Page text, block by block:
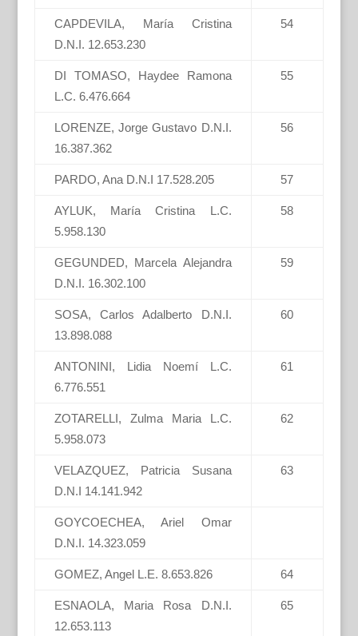
CAPDEVILA, María Cristina
D.N.I. 12.653.230
54
DI TOMASO, Haydee Ramona
L.C. 6.476.664
55
LORENZE, Jorge Gustavo D.N.I.
16.387.362
56
PARDO, Ana D.N.I 17.528.205 57
AYLUK, María Cristina L.C.
5.958.130
58
GEGUNDED, Marcela Alejandra
D.N.I. 16.302.100
59
SOSA, Carlos Adalberto D.N.I.
13.898.088
60
ANTONINI, Lidia Noemí L.C.
6.776.551
61
ZOTARELLI, Zulma Maria L.C.
5.958.073
62
VELAZQUEZ, Patricia Susana
D.N.I 14.141.942
63
GOYCOECHEA, Ariel Omar
D.N.I. 14.323.059
GOMEZ, Angel L.E. 8.653.826 64
ESNAOLA, Maria Rosa D.N.I.
12.653.113
65